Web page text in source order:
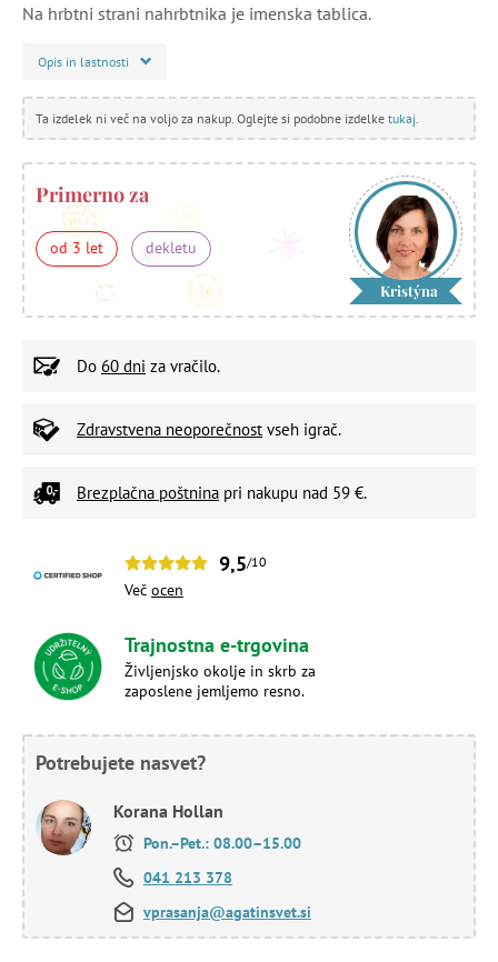
Na hrbtni strani nahrbtnika je imenska tablica.
Opis in lastnosti
Ta izdelek ni več na voljo za nakup. Oglejte si podobne izdelke tukaj
Primerno za
od 3 let dekletu
Kristýna
Do 60 dni za vračilo.
Zdravstvena neoporečnost vseh igrač.
Brezplačna poštnina pri nakupu nad 59 €.
9,5/10
Več ocen
Trajnostna e-trgovina
Življenjsko okolje in skrb za
zaposlene jemljemo resno.
Potrebujete nasvet?
Korana Hollan
Pon.–Pet.: 08.00–15.00
041 213 378
vprasanja@agatinsvet.si